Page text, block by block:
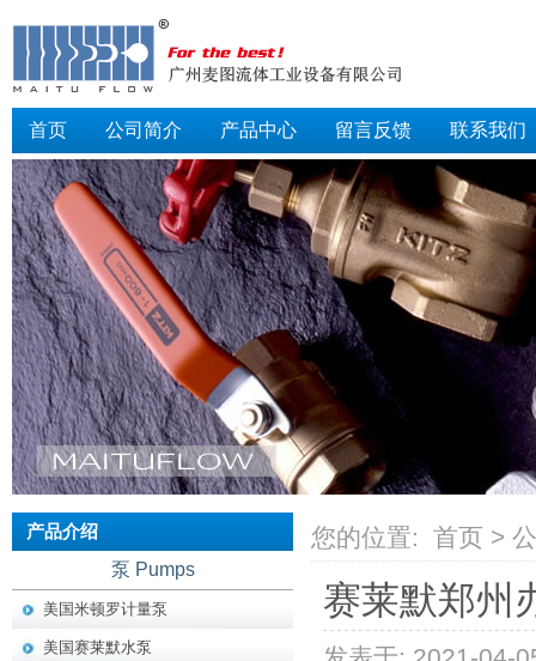
首页 公司简介 产品中心 留言反馈 联系我们
您的位置: 首页 >
赛莱默郑州
产品介绍
泵 Pumps
美国米顿罗计量泵
美国赛莱默水泵